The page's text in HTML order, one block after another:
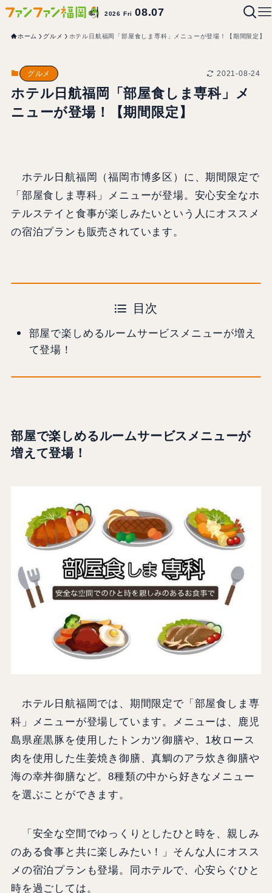
2026 Fri08.07
ホーム グルメ ホテル日航福岡「部屋食しま専科」メニューが登場！【期間限定】
グルメ 2021-08-24
ホテル日航福岡「部屋食しま専科」メ
ニューが登場！【期間限定】
ホテル日航福岡（福岡市博多区）に、期間限定で
「部屋食しま専科」メニューが登場。安心安全なホ
テルステイと食事が楽しみたいという人にオススメ
の宿泊プランも販売されています。
目次
部屋で楽しめるルームサービスメニューが増え
て登場！
部屋で楽しめるルームサービスメニューが
増えて登場！
ホテル日航福岡では、期間限定で「部屋食しま専
科」メニューが登場しています。メニューは、鹿児
島県産黒豚を使用したトンカツ御膳や、1枚ロース
肉を使用した生姜焼き御膳、真鯛のアラ炊き御膳や
海の幸丼御膳など。8種類の中から好きなメニュー
を選ぶことができます。
「安全な空間でゆっくりとしたひと時を、親しみ
のある食事と共に楽しみたい！」そんな人にオスス
メの宿泊プランも登場。同ホテルで、心安らぐひと
時を過ごしては。